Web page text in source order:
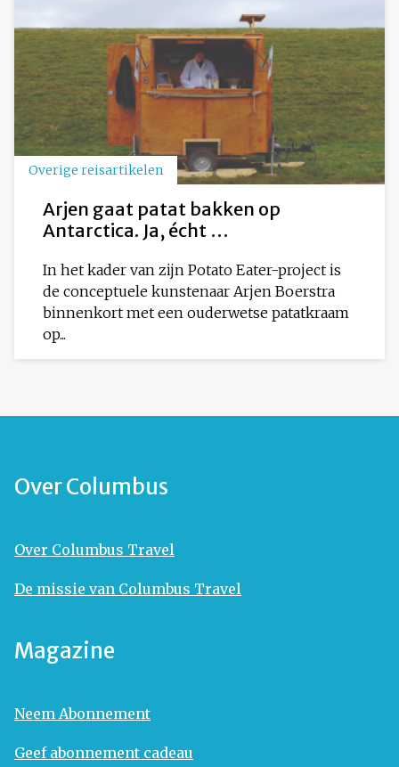
Overige reisartikelen
Arjen gaat patat bakken op
Antarctica. Ja, écht …
In het kader van zijn Potato Eater-project is
de conceptuele kunstenaar Arjen Boerstra
binnenkort met een ouderwetse patatkraam
op...
Over Columbus
Over Columbus Travel
De missie van Columbus Travel
Magazine
Neem Abonnement
Geef abonnement cadeau